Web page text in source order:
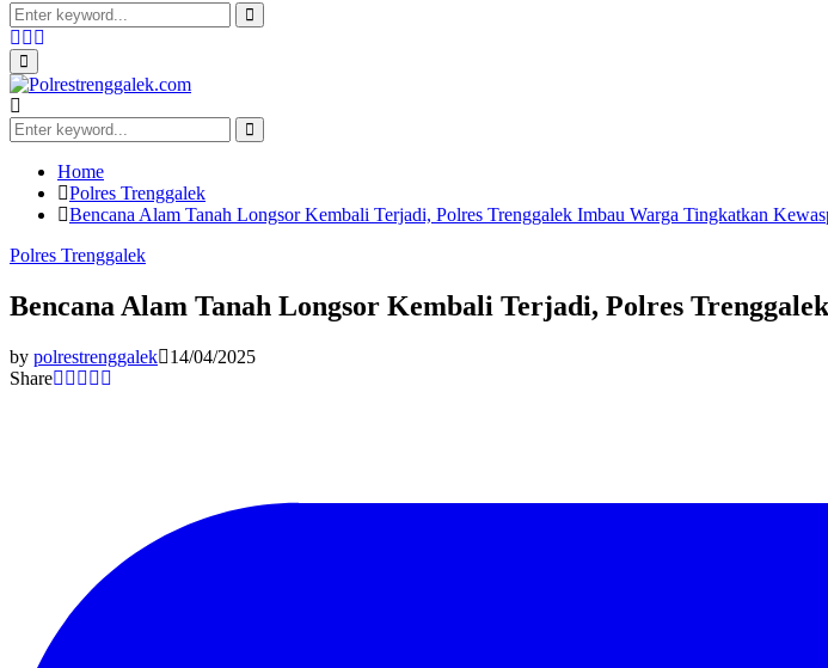
Search
for:
Search
Facebook
Twitter
Primary
Menu
Search
for:
Search
Home
Polres Trenggalek
Bencana Alam Tanah Longsor Kembali Terjadi, Polres Trenggalek Imbau Warga Tingkatkan
Polres Trenggalek
Bencana Alam Tanah Longsor Kembali Terjadi, Polres
by polrestrenggalek
14/04/2025
Share